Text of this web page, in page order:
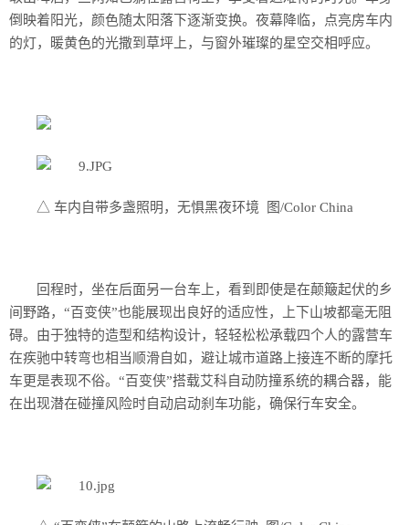
倒映着阳光，颜色随太阳落下逐渐变换。夜幕降临，点亮房车内
的灯，暖黄色的光撒到草坪上，与窗外璀璨的星空交相呼应。
△ 车内自带多盏照明，无惧黑夜环境 图/Color China
回程时，坐在后面另一台车上，看到即使是在颠簸起伏的乡
间野路，“百变侠”也能展现出良好的适应性，上下山坡都毫无阻
碍。由于独特的造型和结构设计，轻轻松松承载四个人的露营车
在疾驰中转弯也相当顺滑自如，避让城市道路上接连不断的摩托
车更是表现不俗。“百变侠”搭载艾科自动防撞系统的耦合器，能
在出现潜在碰撞风险时自动启动刹车功能，确保行车安全。